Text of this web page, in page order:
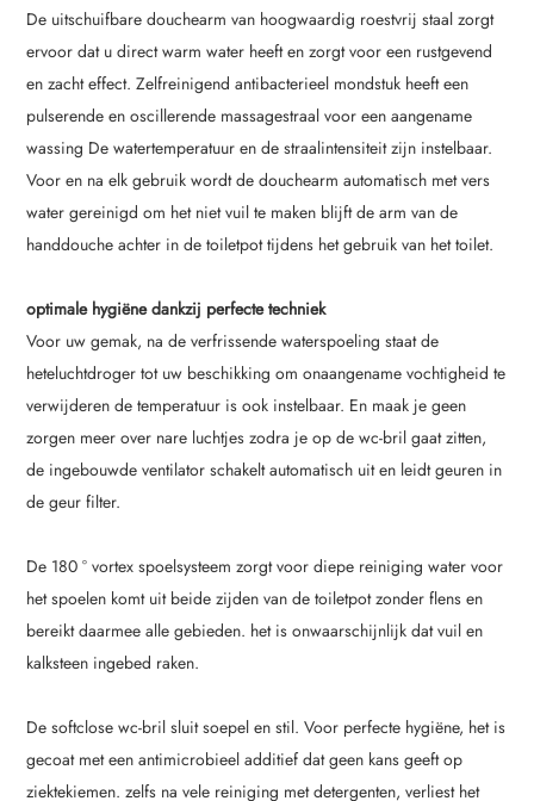
De uitschuifbare douchearm van hoogwaardig roestvrij staal zorgt
ervoor dat u direct warm water heeft en zorgt voor een rustgevend
en zacht effect. Zelfreinigend antibacterieel mondstuk heeft een
pulserende en oscillerende massagestraal voor een aangename
wassing De watertemperatuur en de straalintensiteit zijn instelbaar.
Voor en na elk gebruik wordt de douchearm automatisch met vers
water gereinigd om het niet vuil te maken blijft de arm van de
handdouche achter in de toiletpot tijdens het gebruik van het toilet.
optimale hygiëne dankzij perfecte techniek
Voor uw gemak, na de verfrissende waterspoeling staat de
heteluchtdroger tot uw beschikking om onaangename vochtigheid te
verwijderen de temperatuur is ook instelbaar. En maak je geen
zorgen meer over nare luchtjes zodra je op de wc-bril gaat zitten,
de ingebouwde ventilator schakelt automatisch uit en leidt geuren in
de geur filter.
De 180 ° vortex spoelsysteem zorgt voor diepe reiniging water voor
het spoelen komt uit beide zijden van de toiletpot zonder flens en
bereikt daarmee alle gebieden. het is onwaarschijnlijk dat vuil en
kalksteen ingebed raken.
De softclose wc-bril sluit soepel en stil. Voor perfecte hygiëne, het is
gecoat met een antimicrobieel additief dat geen kans geeft op
ziektekiemen. zelfs na vele reiniging met detergenten, verliest het